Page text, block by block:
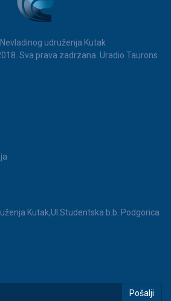
udruženja Kutak
Sva prava zadrzana. Uradio Taurons
Kutak,Ul.Studentska b.b. Podgorica
Pošalji